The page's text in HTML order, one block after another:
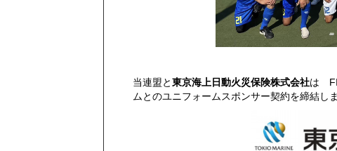
当連盟と東京海上日動火災保険株式会社は
ムとのユニフォームスポンサー契約を締結しま